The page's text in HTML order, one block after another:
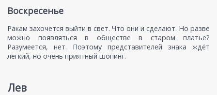
Воскресенье
Ракам захочется выйти в свет. Что они и сделают. Но разве
можно появляться в обществе в старом платье?
Разумеется, нет. Поэтому представителей знака ждёт
лёгкий, но очень приятный шопинг.
Лев